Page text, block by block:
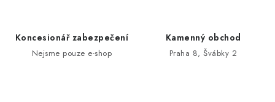
Bezpečnostní třídy - PYRAMIDA BEZPEČNOSTI
Zabezpečení domů
Koncesionář zabezpečení
Nejsme pouze e-shop
Kamenný obchod
Praha 8, Švábky 2